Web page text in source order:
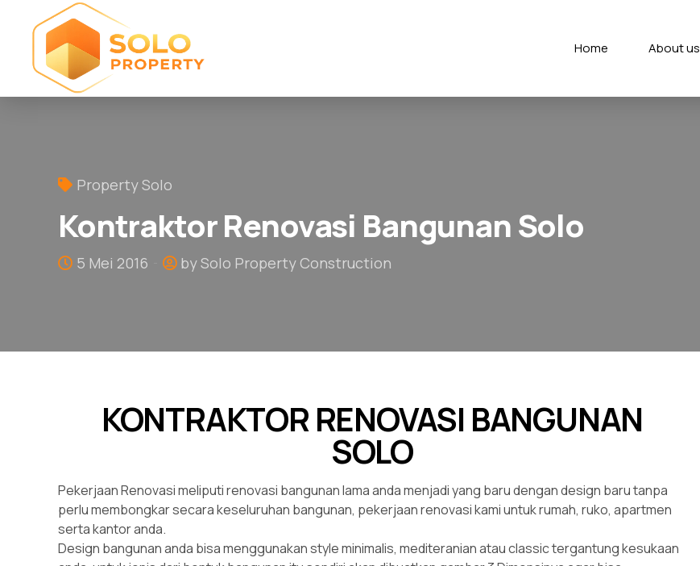
Home About us
Property Solo
Kontraktor Renovasi Bangunan Solo
5 Mei 2016 by Solo Property Construction
KONTRAKTOR RENOVASI BANGUNAN
SOLO
Pekerjaan Renovasi meliputi renovasi bangunan lama anda menjadi yang baru dengan design baru tanpa
perlu membongkar secara keseluruhan bangunan, pekerjaan renovasi kami untuk rumah, ruko, apartmen
serta kantor anda.
Design bangunan anda bisa menggunakan style minimalis, mediteranian atau classic tergantung kesukaan